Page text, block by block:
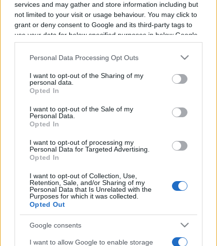
services and may gather and store information including but
not limited to your visit or usage behaviour. You may click to
grant or deny consent to Google and its third-party tags to
use your data for below specified purposes in below Google
consent section.
Personal Data Processing Opt Outs
I want to opt-out of the Sharing of my
personal data.
Opted In
I want to opt-out of the Sale of my
Personal Data.
Opted In
I want to opt-out of processing my
Personal Data for Targeted Advertising.
Opted In
I want to opt-out of Collection, Use,
Retention, Sale, and/or Sharing of my
Personal Data that Is Unrelated with the
Purposes for which it was collected.
Opted Out
Google consents
I want to allow Google to enable storage
Samedi 11 Juillet